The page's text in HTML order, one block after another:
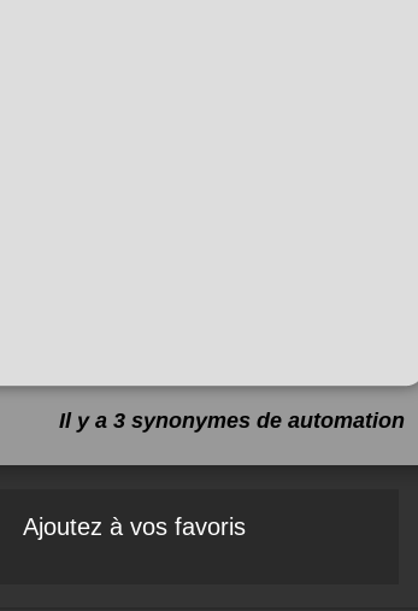
Il y a 3 synonymes de automation
Ajoutez à vos favoris